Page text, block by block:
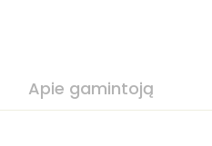
Apie gamintoją